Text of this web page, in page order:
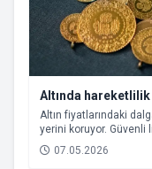
Altında
Altın fiyatlarındaki
yerini koruyor. Güvenli
ederken, küresel
hareketlilik sürüyor.
07.05.2026